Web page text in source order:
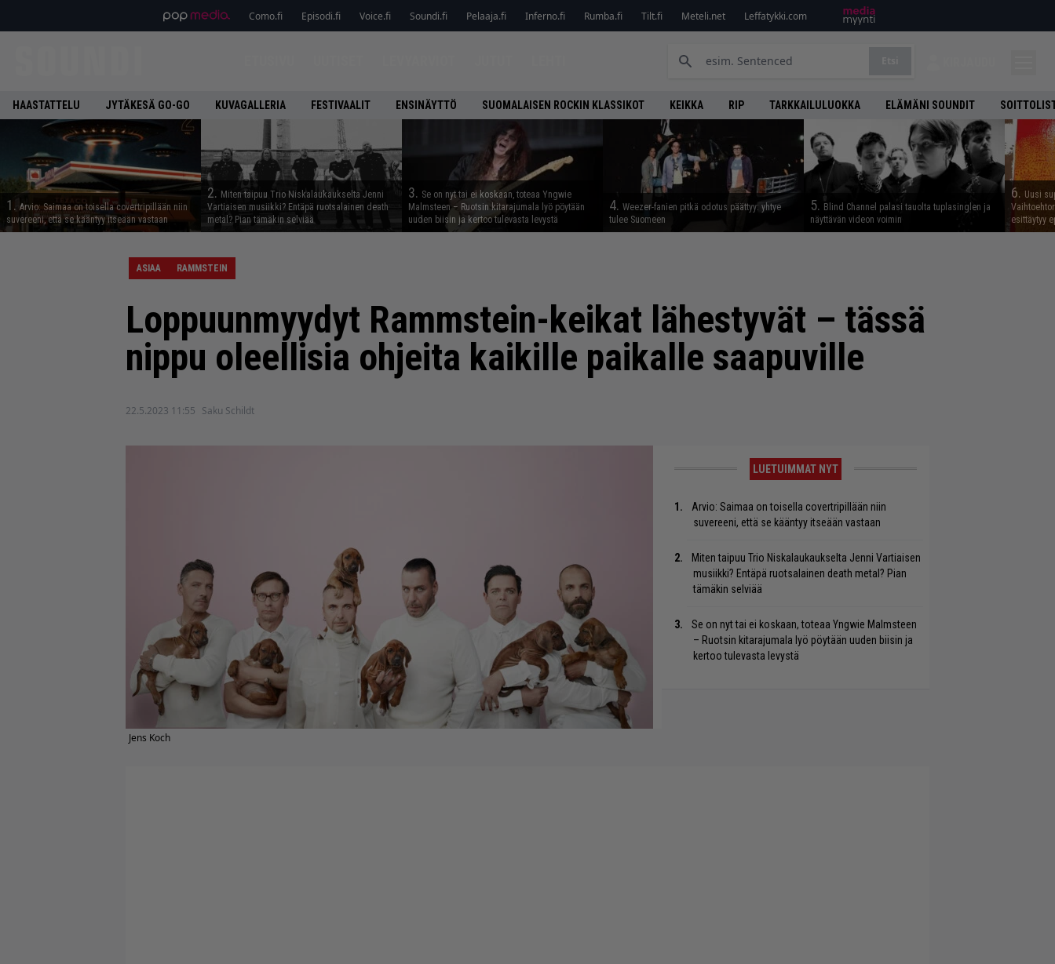
Como.fi Episodi.fi Voice.fi Soundi.fi Pelaaja.fi Inferno.fi Rumba.fi Tilt.fi Meteli.net Leffatykki.com
HAASTATTELU JYTÄKESÄ GO-GO KUVAGALLERIA FESTIVAALIT ENSINÄYTTÖ SUOMALAISEN ROCKIN KLASSIKOT KEIKKA RIP TARKKAILULUOKKA ELÄMÄNI SOUNDIT
1. Arvio: Saimaa on toisella covertripillään niin
suvereeni, että se kääntyy itseään vastaan
2. Miten taipuu Trio Niskalaukaukselta Jenni
Vartiaisen musiikki? Entäpä ruotsalainen death
metal? Pian tämäkin selviää
3. Se on nyt tai ei koskaan, toteaa Yngwie
Malmsteen – Ruotsin kitarajumala lyö pöytään
uuden biisin ja kertoo tulevasta levystä
4. Weezer-fanien pitkä odotus päättyy: yhtye
tulee Suomeen
5. Blind Channel palasi tauolta tuplasinglen ja
näyttävän videon voimin
6. Uusi
esittäytyy
ASIAA RAMMSTEIN
Loppuunmyydyt Rammstein-keikat lähestyvät – tässä
nippu oleellisia ohjeita kaikille paikalle saapuville
22.5.2023 11:55 Saku Schildt
Jens Koch
LUETUIMMAT NYT
Arvio: Saimaa on toisella covertripillään niin
suvereeni, että se kääntyy itseään vastaan
Miten taipuu Trio Niskalaukaukselta Jenni Vartiaisen
musiikki? Entäpä ruotsalainen death metal? Pian
tämäkin selviää
Se on nyt tai ei koskaan, toteaa Yngwie Malmsteen
– Ruotsin kitarajumala lyö pöytään uuden biisin ja
kertoo tulevasta levystä